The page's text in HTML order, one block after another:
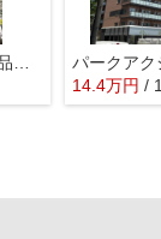
14.4万円 /